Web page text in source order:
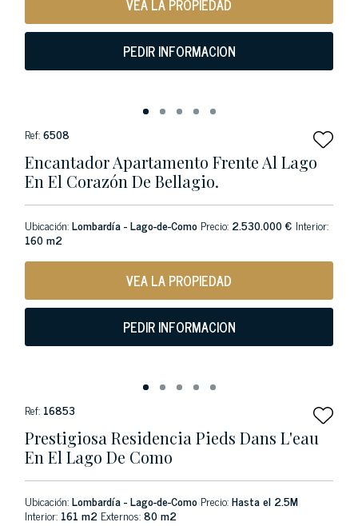
VEA LA PROPIEDAD
PEDIR INFORMACION
Ref:6508
Encantador Apartamento Frente Al Lago
En El Corazón De Bellagio.
Ubicación:Lombardía - Lago-de-Como Precio: 2.530.000 € Interior:
160 m2
VEA LA PROPIEDAD
PEDIR INFORMACION
Ref: 16853
Prestigiosa Residencia Pieds Dans L'eau
En El Lago De Como
Ubicación:Lombardía - Lago-de-Como Precio:Hasta el 2.5M
Interior: 161 m2 Externos:80 m2